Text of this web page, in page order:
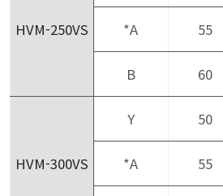
HVM-250VS *A 55
B 60
HVM-300VS
Y 50
*A 55